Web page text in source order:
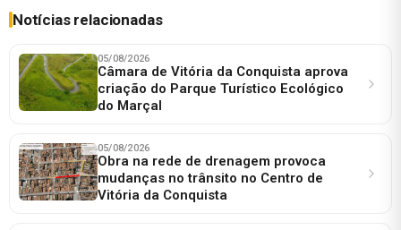
Notícias relacionadas
05/08/2026
Câmara de Vitória da Conquista aprova
criação do Parque Turístico Ecológico
do Marçal
05/08/2026
Obra na rede de drenagem provoca
mudanças no trânsito no Centro de
Vitória da Conquista